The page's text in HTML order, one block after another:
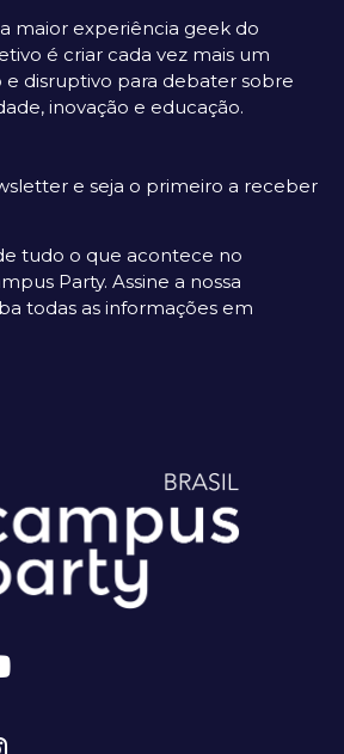
maior experiência geek do
é criar cada vez mais um
disruptivo para debater sobre
inovação e educação.
e seja o primeiro a receber
tudo o que acontece no
Party. Assine a nossa
todas as informações em